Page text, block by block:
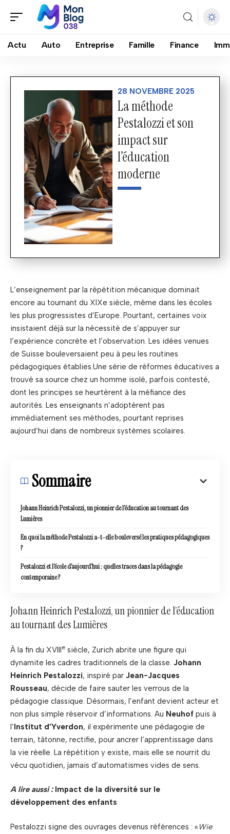
Actu Auto Entreprise Famille Finance
28 NOVEMBRE 2025
La méthode
Pestalozzi et son
impact sur
l’éducation
moderne
L’enseignement par la répétition mécanique dominait
encore au tournant du XIXe siècle, même dans les écoles
les plus progressistes d’Europe. Pourtant, certaines voix
insistaient déjà sur la nécessité de s’appuyer sur
l’expérience concrète et l’observation. Les idées venues
de Suisse bouleversaient peu à peu les routines
pédagogiques établies.Une série de réformes éducatives a
trouvé sa source chez un homme isolé, parfois contesté,
dont les principes se heurtèrent à la méfiance des
autorités. Les enseignants n’adoptèrent pas
immédiatement ses méthodes, pourtant reprises
aujourd’hui dans de nombreux systèmes scolaires.
Sommaire
Johann Heinrich Pestalozzi, un pionnier de l’éducation au tournant des
Lumières
En quoi la méthode Pestalozzi a-t-elle bouleversé les pratiques pédagogiques
?
Pestalozzi et l’école d’aujourd’hui : quelles traces dans la pédagogie
contemporaine ?
Johann Heinrich Pestalozzi, un pionnier de l’éducation
au tournant des Lumières
À la fin du XVIIIe siècle, Zurich abrite une figure qui
dynamite les cadres traditionnels de la classe. Johann
Heinrich Pestalozzi, inspiré par Jean-Jacques
Rousseau, décide de faire sauter les verrous de la
pédagogie classique. Désormais, l’enfant devient acteur et
non plus simple réservoir d’informations. Au Neuhof puis à
l’Institut d’Yverdon, il expérimente une pédagogie de
terrain, tâtonne, rectifie, pour ancrer l’apprentissage dans
la vie réelle. La répétition y existe, mais elle se nourrit du
vécu quotidien, jamais d’automatismes vides de sens.
A lire aussi : Impact de la diversité sur le
développement des enfants
Pestalozzi signe des ouvrages devenus références : « Wie